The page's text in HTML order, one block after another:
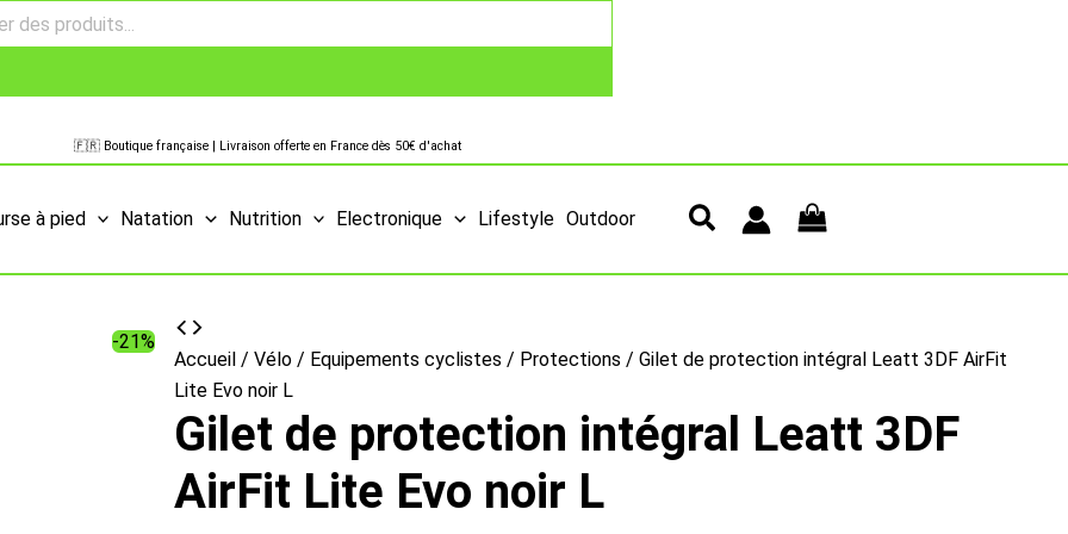
🇫🇷 Boutique française | Livraison offerte en France dès 50€ d'achat
à pied Natation Nutrition Electronique Lifestyle Outdoor
-21%
Accueil/ Vélo/ Equipements cyclistes / Protections / Gilet de protection intégral Leatt 3DF AirFit
Lite Evo noir L
Gilet de protection intégral Leatt 3DF
AirFit Lite Evo noir L